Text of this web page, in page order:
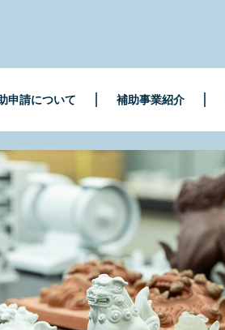
申請について 補助事業紹介